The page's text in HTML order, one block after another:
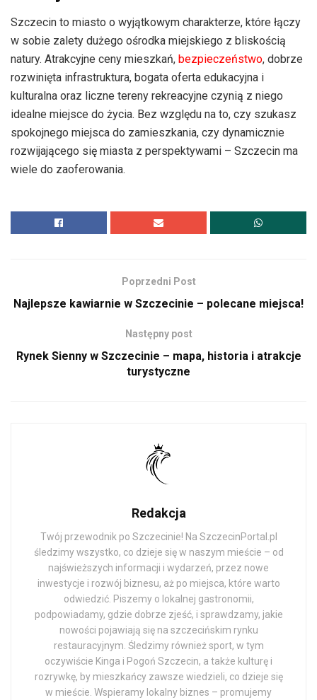
Szczecin to miasto o wyjątkowym charakterze, które łączy
w sobie zalety dużego ośrodka miejskiego z bliskością
natury. Atrakcyjne ceny mieszkań, bezpieczeństwo, dobrze
rozwinięta infrastruktura, bogata oferta edukacyjna i
kulturalna oraz liczne tereny rekreacyjne czynią z niego
idealne miejsce do życia. Bez względu na to, czy szukasz
spokojnego miejsca do zamieszkania, czy dynamicznie
rozwijającego się miasta z perspektywami – Szczecin ma
wiele do zaoferowania.
Poprzedni Post
Najlepsze kawiarnie w Szczecinie – polecane miejsca!
Następny post
Rynek Sienny w Szczecinie – mapa, historia i atrakcje
turystyczne
Redakcja
Twój przewodnik po Szczecinie! Na SzczecinPortal.pl
śledzimy wszystko, co dzieje się w naszym mieście – od
najświeższych informacji i wydarzeń, przez nowe
inwestycje i rozwój biznesu, aż po miejsca, które warto
odwiedzić. Piszemy o lokalnej gastronomii,
podpowiadamy, gdzie dobrze zjeść, i sprawdzamy, jakie
nowości pojawiają się na szczecińskim rynku
restauracyjnym. Śledzimy również sport, w tym
oczywiście Kinga i Pogoń Szczecin, a także kulturę i
rozrywkę, by mieszkańcy zawsze wiedzieli, co dzieje się
w mieście. Wspieramy lokalny biznes – promujemy